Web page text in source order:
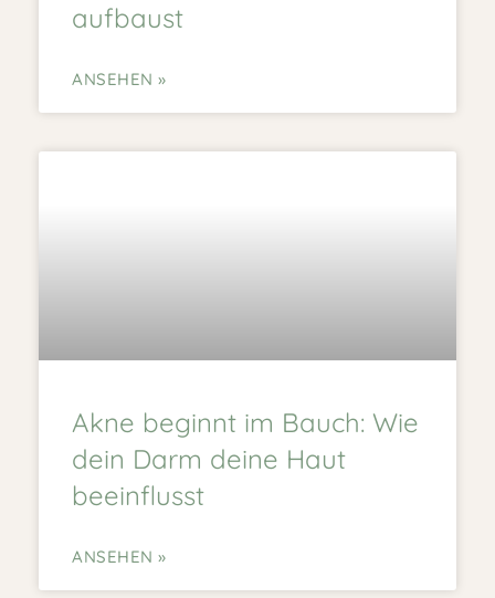
aufbaust
ANSEHEN »
Akne beginnt im Bauch: Wie
dein Darm deine Haut
beeinflusst
ANSEHEN »